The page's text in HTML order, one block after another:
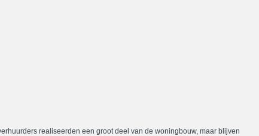
realiseerden een groot deel van de woningbouw, maar blijven